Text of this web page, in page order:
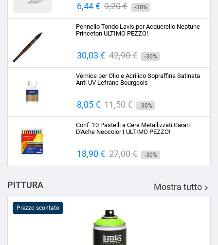
Prezzo
6,44 € Prezzo
base
9,20 € -30%
Pennello Tondo Lavis per Acquerello Neptune
Princeton ULTIMO PEZZO!
Prezzo
30,03 € Prezzo
base
42,90 € -30%
Vernice per Olio e Acrilico Sopraffina Satinata
Anti UV Lefranc Bourgeois
Prezzo
8,05 € Prezzo
base
11,50 € -30%
Conf. 10 Pastelli a Cera Metallizzati Caran
D'Ache Neocolor I ULTIMO PEZZO!
Prezzo
18,90 € Prezzo
base
27,00 € -30%
PITTURA Mostra tutto 
Prezzo scontato